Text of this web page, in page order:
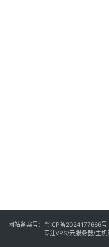
网站备案号： 粤ICP备2024177666号
专注VPS/云服务器/主